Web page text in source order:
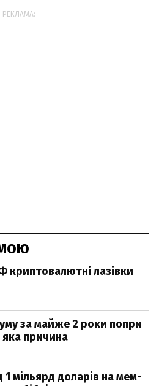
РЕКЛАМА:
криптовалютні лазівки
за майже 2 роки попри
яка причина
мільярд доларів на мем-